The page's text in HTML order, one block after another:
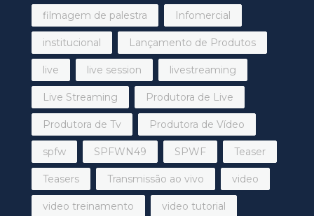
filmagem de palestra Infomercial
institucional Lançamento de Produtos
live live session livestreaming
Live Streaming Produtora de Live
Produtora de Tv Produtora de Vídeo
spfw SPFWN49 SPWF Teaser
Teasers Transmissão ao vivo video
video treinamento video tutorial